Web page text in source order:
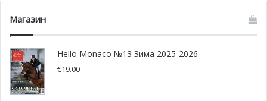
Магазин
Hello Monaco №13 Зима 2025-2026
€19.00